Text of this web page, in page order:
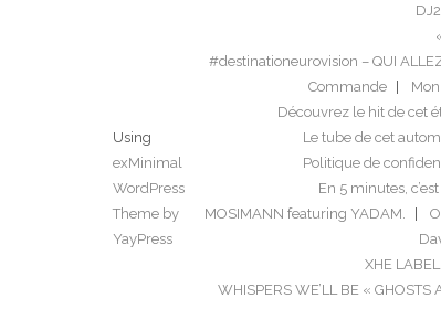
Using
exMinimal
WordPress
Theme by
YayPress
#destinationeurovision – QUI
Commande
Découvrez le hit de cet
Le tube de cet
Politique de
En 5 minutes,
MOSIMANN featuring YADAM.
XHE
WHISPERS WE’LL BE « GHOSTS